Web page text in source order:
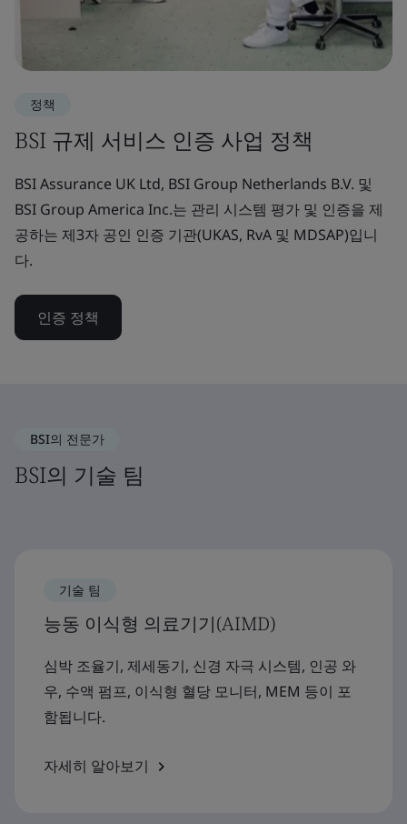
정책
BSI 규제 서비스 인증 사업 정책
BSI Assurance UK Ltd, BSI Group Netherlands B.V. 및
BSI Group America Inc.는 관리 시스템 평가 및 인증을 제
공하는 제3자 공인 인증 기관(UKAS, RvA 및 MDSAP)입니
다.
인증 정책
BSI의 전문가
BSI의 기술 팀
기술 팀
능동 이식형 의료기기(AIMD)
심박 조율기, 제세동기, 신경 자극 시스템, 인공 와
우, 수액 펌프, 이식형 혈당 모니터, MEM 등이 포
함됩니다.
자세히 알아보기